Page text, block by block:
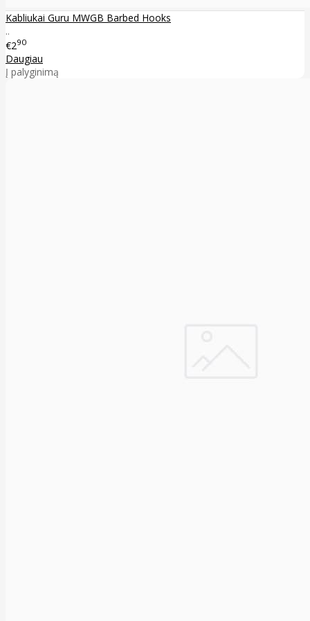
Kabliukai Guru MWGB Barbed Hooks
..
€290
Daugiau
Į palyginimą